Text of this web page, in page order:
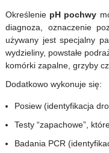
Określenie pH pochwy
diagnoza, oznaczenie
używany jest specjalny
wydzieliny, powstałe
komórki zapalne, grzyby
Dodatkowo wykonuje się:
Posiew (identyfikacja
Testy “zapachowe”,
Badania PCR